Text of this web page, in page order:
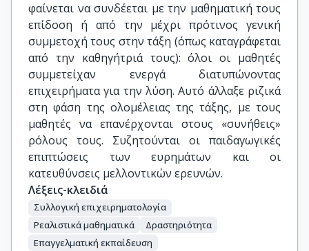
φαίνεται να συνδέεται με την μαθηματική τους
επίδοση ή από την μέχρι πρότινος γενική
συμμετοχή τους στην τάξη (όπως καταγράφεται
από την καθηγήτριά τους): όλοι οι μαθητές
συμμετείχαν ενεργά διατυπώνοντας
επιχειρήματα για την λύση. Αυτό άλλαξε ριζικά
στη φάση της ολομέλειας της τάξης, με τους
μαθητές να επανέρχονται στους «συνήθεις»
ρόλους τους. Συζητούνται οι παιδαγωγικές
επιπτώσεις των ευρημάτων και οι
κατευθύνσεις μελλοντικών ερευνών.
Λέξεις-κλειδιά
Συλλογική επιχειρηματολογία
Ρεαλιστικά μαθηματικά
Δραστηριότητα
Επαγγελματική εκπαίδευση